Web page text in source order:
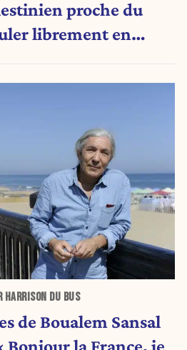
proche du
librement en
HARRISON DU BUS
de Boualem Sansal